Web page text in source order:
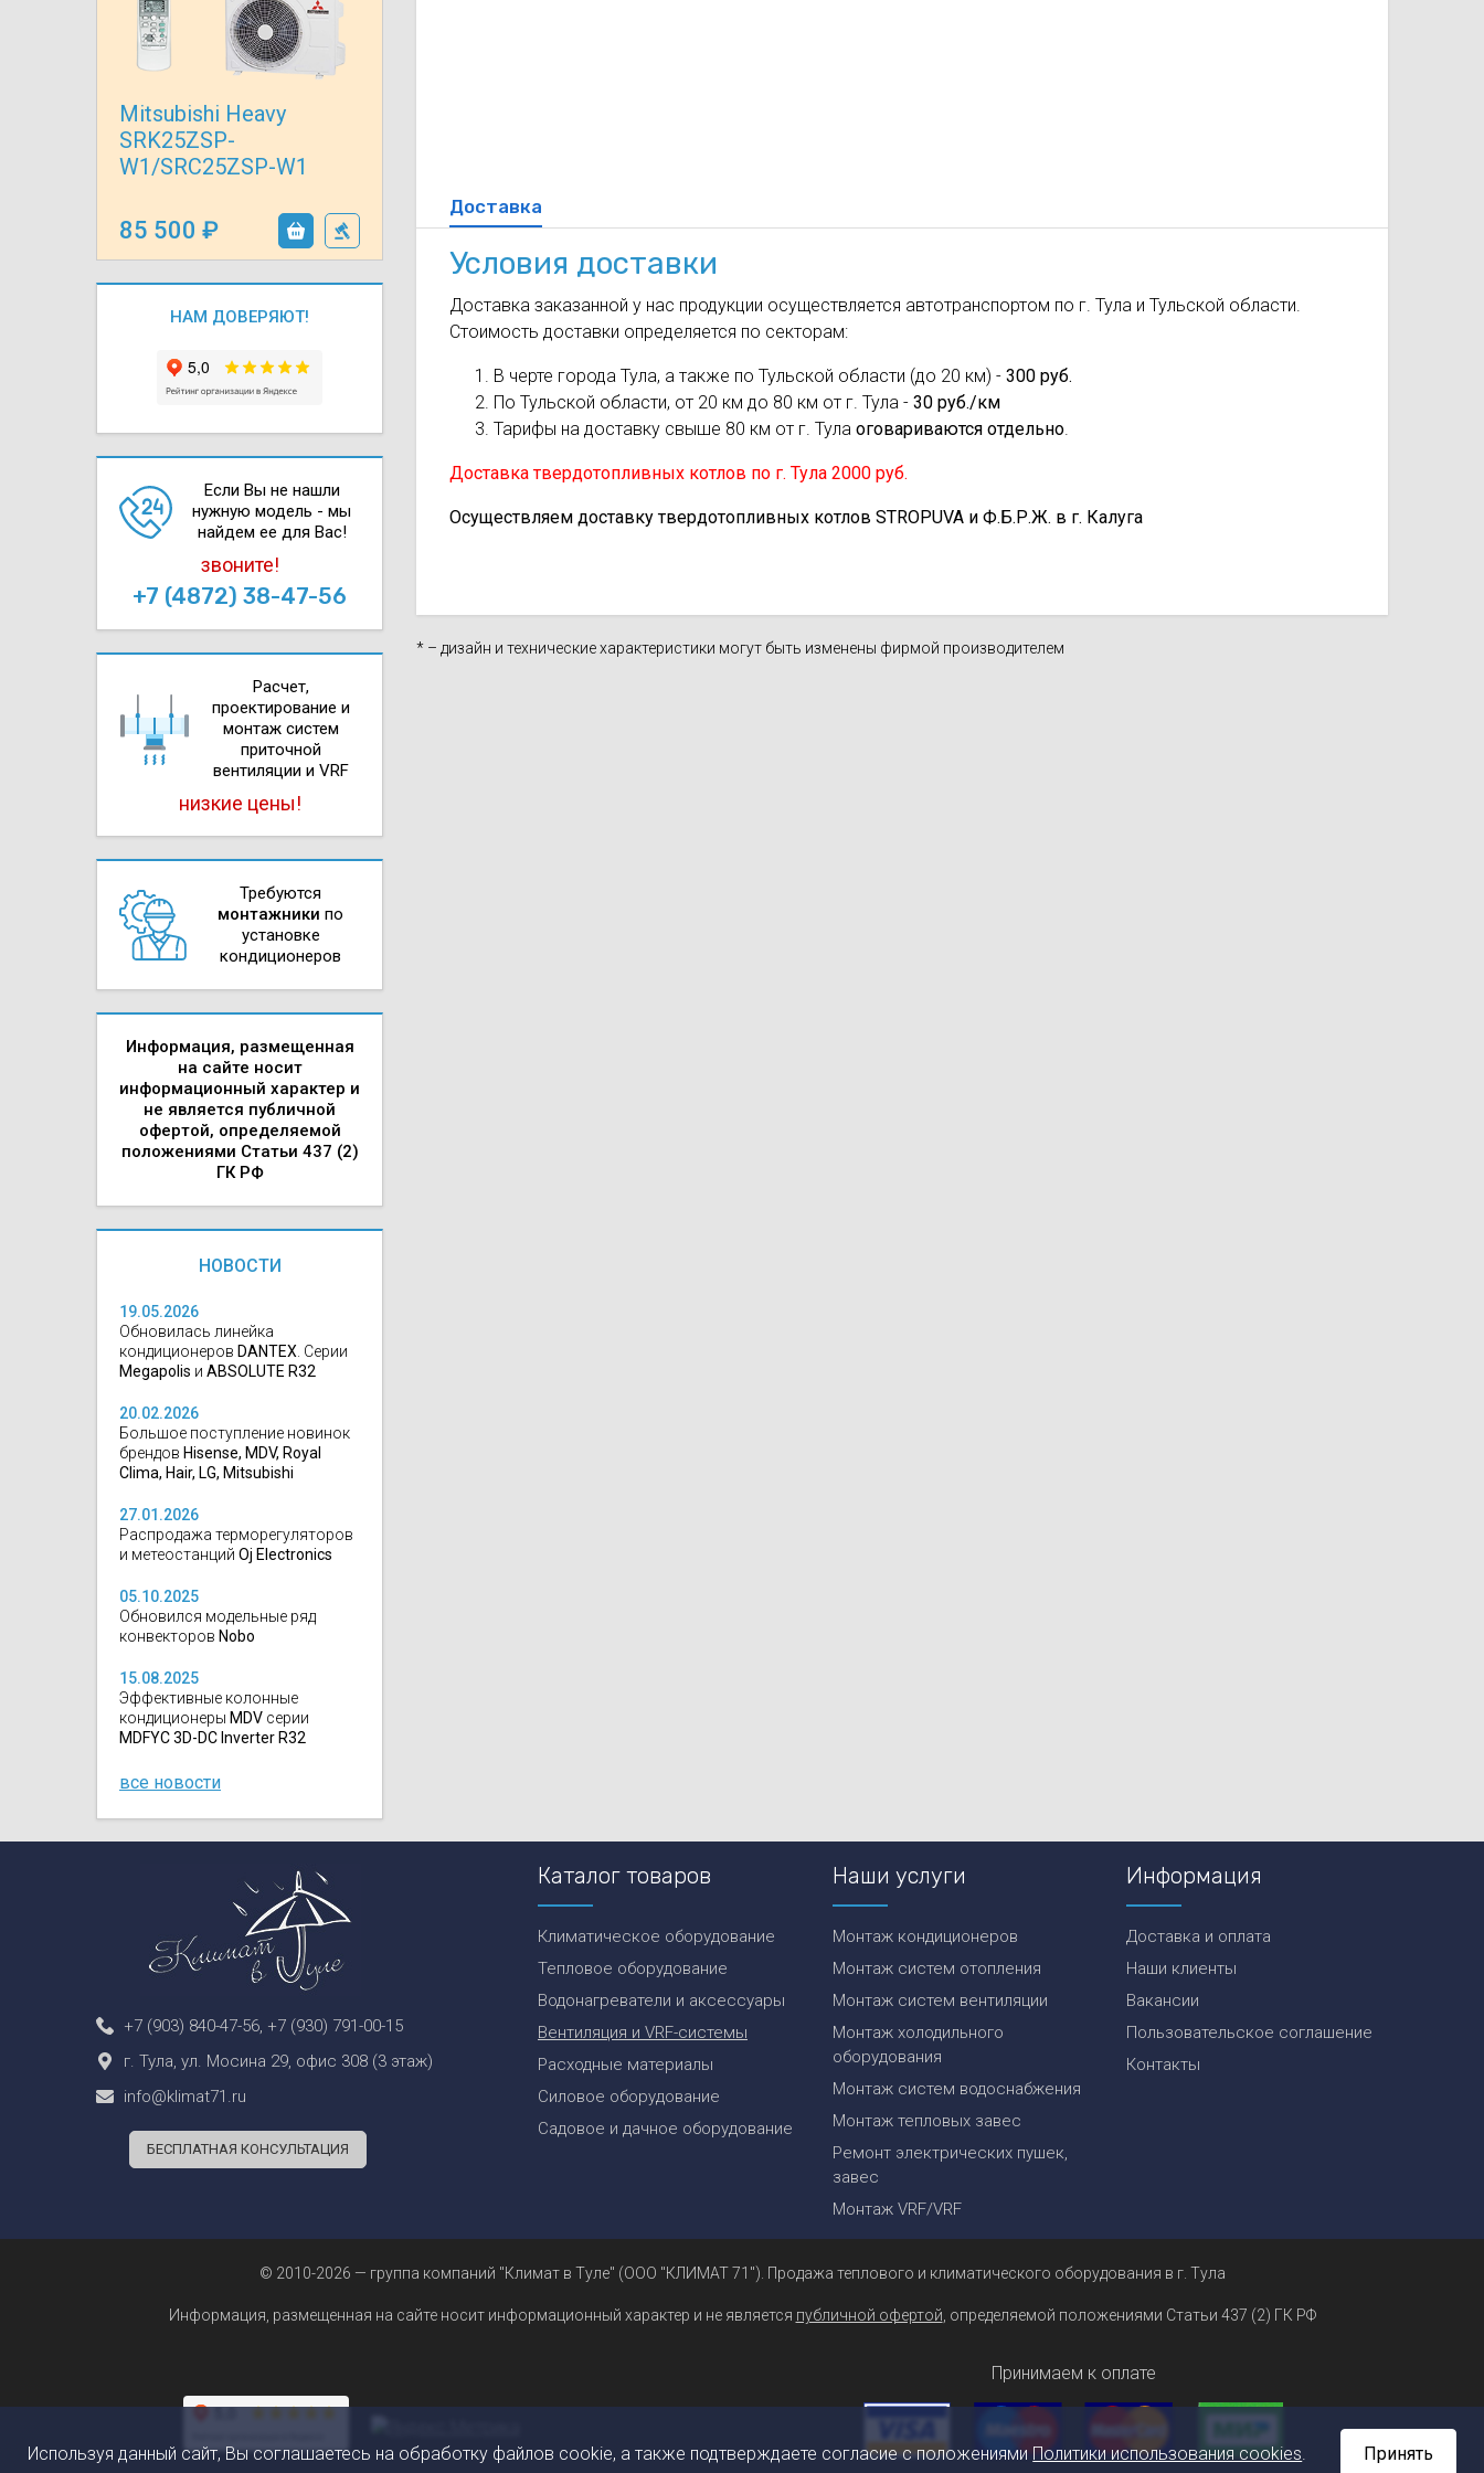
Mitsubishi Heavy
SRK25ZSP-
W1/SRC25ZSP-W1
85 500
НАМ ДОВЕРЯЮТ!
Если Вы не нашли
нужную модель - мы
найдем ее для Вас!
звоните!
+7 (4872) 38-47-56
Расчет,
проектирова­ние и
монтаж систем
приточной
вентиляции и VRF
низкие цены!
Требуются
монтажники по
установке
кондиционеров
Информация, размещенная
на сайте носит
информационный характер и
не является публичной
офертой, определяемой
положениями Статьи 437 (2)
ГК РФ
НОВОСТИ
19.05.2026
Обновилась линейка
кондиционеров DANTEX. Серии
Megapolis и ABSOLUTE R32
20.02.2026
Большое поступление новинок
брендов Hisense, MDV, Royal
Clima, Hair, LG, Mitsubishi
27.01.2026
Распродажа терморегуляторов
и метеостанций Oj Electronics
05.10.2025
Обновился модельные ряд
конвекторов Nobo
15.08.2025
Эффективные колонные
кондиционеры MDV серии
MDFYC 3D-DC Inverter R32
все новости
Доставка
Условия доставки
Доставка заказанной у нас продукции осуществляется автотранспортом по г. Тула и Тульской области.
Стоимость доставки определяется по секторам:
В черте города Тула, а также по Тульской области (до 20 км) - 300 руб.
По Тульской области, от 20 км до 80 км от г. Тула - 30 руб./км
Тарифы на доставку свыше 80 км от г. Тула оговариваются отдельно.
Доставка твердотопливных котлов по г. Тула 2000 руб.
Осуществляем доставку твердотопливных котлов STROPUVA и Ф.Б.Р.Ж. в г. Калуга
* – дизайн и технические характеристики могут быть изменены фирмой производителем
+7 (903) 840-47-56, +7 (930) 791-00-15
г. Тула, ул. Мосина 29, офис 308 (3 этаж)
info@klimat71.ru
БЕСПЛАТНАЯ КОНСУЛЬТАЦИЯ
Каталог товаров
Климатическое оборудование
Тепловое оборудование
Водонагреватели и аксессуары
Вентиляция и VRF-системы
Расходные материалы
Силовое оборудование
Садовое и дачное оборудование
Наши услуги
Монтаж кондиционеров
Монтаж систем отопления
Монтаж систем вентиляции
Монтаж холодильного
оборудования
Монтаж систем водоснабжения
Монтаж тепловых завес
Ремонт электрических пушек,
завес
Монтаж VRF/VRF
Информация
Доставка и оплата
Наши клиенты
Вакансии
Пользовательское соглашение
Контакты
© 2010-2026 — группа компаний "Климат в Туле" (ООО "КЛИМАТ 71"). Продажа теплового и климатического оборудования в г. Тула
Информация, размещенная на сайте носит информационный характер и не является публичной офертой, определяемой положениями Статьи 437 (2) ГК РФ
Принимаем к оплате
Используя данный сайт, Вы соглашаетесь на обработку файлов cookie, а также подтверждаете согласие с положениямиПолитики использования cookies. Принять